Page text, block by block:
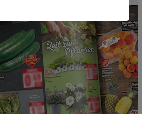
der Seite findest du